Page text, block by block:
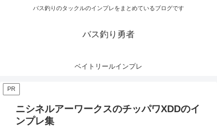
バス釣りのタックルのインプレをまとめているブログです
バス釣り勇者
ベイトリールインプレ
PR
ニシネルアーワークスのチッパワXDDのイ
ンプレ集